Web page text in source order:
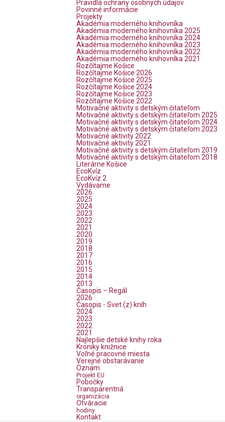
Pravidlá ochrany osobných údajov
Povinné informácie
Projekty
Akadémia moderného knihovníka
Akadémia moderného knihovníka 2025
Akadémia moderného knihovníka 2024
Akadémia moderného knihovníka 2023
Akadémia moderného knihovníka 2022
Akadémia moderného knihovníka 2021
Rozčítajme Košice
Rozčítajme Košice 2026
Rozčítajme Košice 2025
Rozčítajme Košice 2024
Rozčítajme Košice 2023
Rozčítajme Košice 2022
Motivačné aktivity s detským čitateľom
Motivačné aktivity s detským čitateľom 2025
Motivačné aktivity s detským čitateľom 2024
Motivačné aktivity s detským čitateľom 2023
Motivačné aktivity 2022
Motivačné aktivity 2021
Motivačné aktivity s detským čitateľom 2019
Motivačné aktivity s detským čitateľom 2018
Literárne Košice
EcoKvíz
EcoKvíz 2
Vydávame
2026
2025
2024
2023
2022
2021
2020
2019
2018
2017
2016
2015
2014
2013
Časopis – Regál
2026
Časopis - Svet (z) kníh
2024
2023
2022
2021
Najlepšie detské knihy roka
Kroniky knižnice
Voľné pracovné miesta
Verejné obstarávanie
Oznam
Projekt EU
Pobočky
Transparentná
organizácia
Otváracie
hodiny
Kontakt